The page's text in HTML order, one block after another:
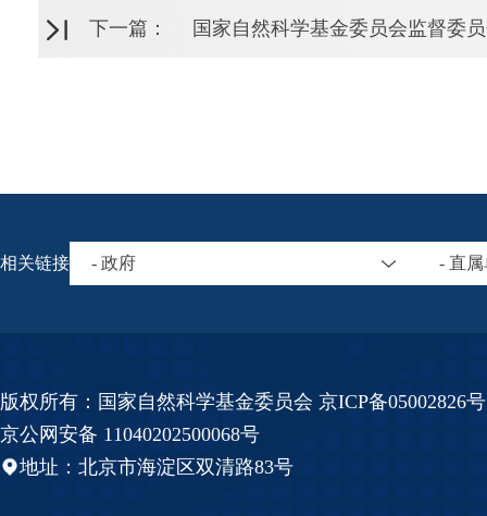
下一篇： 国家自然科学基金委员会监督委
相关链接 - 政府 - 直
版权所有：国家自然科学基金委员会 京ICP备05002826号
京公网安备 11040202500068号
地址：北京市海淀区双清路83号